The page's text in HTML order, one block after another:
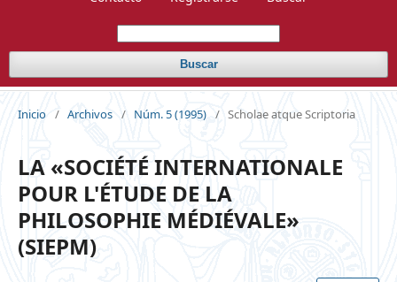
Buscar
Inicio / Archivos / Núm. 5 (1995) / Scholae atque Scriptoria
LA «SOCIÉTÉ INTERNATIONALE
POUR L'ÉTUDE DE LA
PHILOSOPHIE MÉDIÉVALE»
(SIEPM)